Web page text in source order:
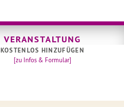
VERANSTALTUNG
KOSTENLOS HINZUFÜGEN
[zu Infos & Formular]